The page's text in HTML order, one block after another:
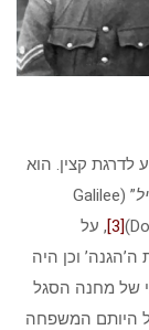
קצין. הוא
” (Galilee
[3]
, על
הצטרף לשירות ה’הגנה’ וכן היה
של מחנה הסגל
היותם המשפחה